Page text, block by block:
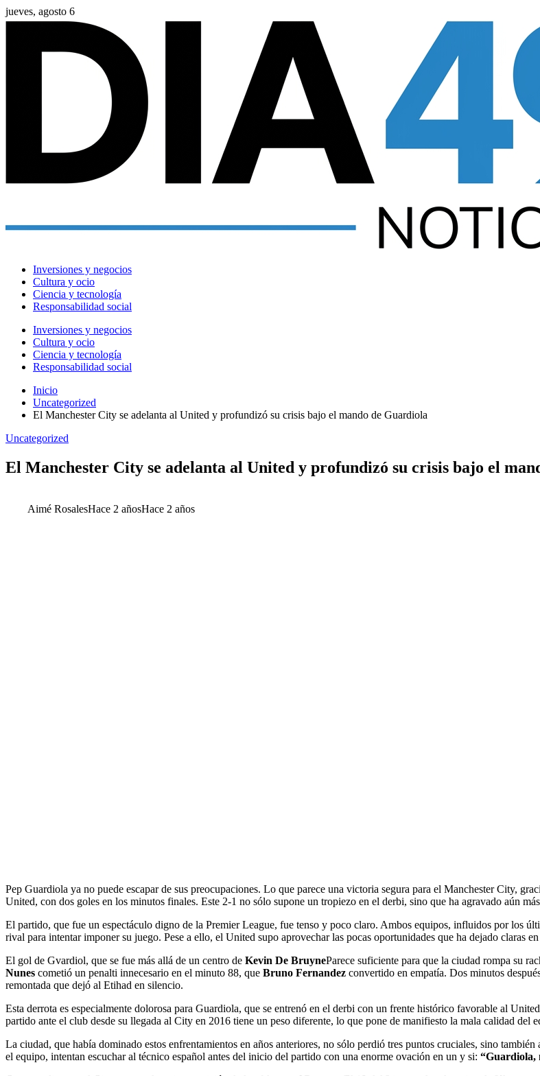
jueves, agosto 6
Inversiones y negocios
Cultura y ocio
Ciencia y tecnología
Responsabilidad social
Inversiones y negocios
Cultura y ocio
Ciencia y tecnología
Responsabilidad social
Inicio
Uncategorized
El Manchester City se adelanta al United y profundizó su crisis bajo el mando de Guardiola
Uncategorized
El Manchester City se adelanta al United y profundizó su crisis bajo el
Aimé RosalesHace 2 añosHace 2 años
Pep Guardiola ya no puede escapar de sus preocupaciones. Lo que parece una victoria segura para el Manchester City,
United, con dos goles en los minutos finales. Este 2-1 no sólo supone un tropiezo en el derbi, sino que ha agravado aún
El partido, que fue un espectáculo digno de la Premier League, fue tenso y poco claro. Ambos equipos, influidos por los
rival para intentar imponer su juego. Pese a ello, el United supo aprovechar las pocas oportunidades que ha dejado claras
El gol de Gvardiol, que se fue más allá de un centro de Kevin De BruyneParece suficiente para que la ciudad rompa su
Nunes cometió un penalti innecesario en el minuto 88, que Bruno Fernandez convertido en empatía. Dos minutos
remontada que dejó al Etihad en silencio.
Esta derrota es especialmente dolorosa para Guardiola, que se entrenó en el derbi con un frente histórico favorable al
partido ante el club desde su llegada al City en 2016 tiene un peso diferente, lo que pone de manifiesto la mala calidad del
La ciudad, que había dominado estos enfrentamientos en años anteriores, no sólo perdió tres puntos cruciales, sino
el equipo, intentan escuchar al técnico español antes del inicio del partido con una enorme ovación en un y si: “Guardiola,